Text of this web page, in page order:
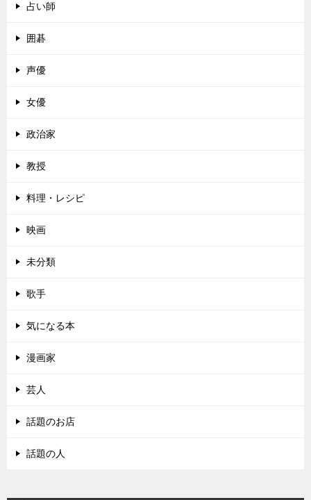
占い師
囲碁
声優
女優
政治家
教授
料理・レシピ
映画
未分類
歌手
気になる本
漫画家
芸人
話題のお店
話題の人